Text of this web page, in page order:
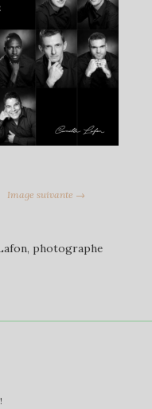
Image suivante →
photographe